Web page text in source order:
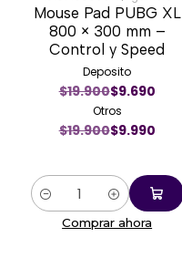
-50%
Mouse Pad PUBG XL
800 × 300 mm –
Control y Speed
Deposito
$19.900$9.690
Otros
$19.900$9.990
Cantidad
Comprar ahora